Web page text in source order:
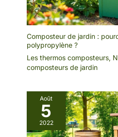
Composteur de jardin :
polypropylène ?
Les thermos composteurs,
composteurs de jardin
Août
5
2022